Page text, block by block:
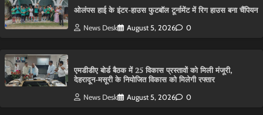
ओलंपस हाई के इंटर-हाउस फुटबॉल टूर्नामेंट में रिग हाउस बना चैंपियन
News Desk August 5, 2026 0
एमडीडीए बोर्ड बैठक में 25 विकास प्रस्तावों को मिली मंजूरी,
देहरादून-मसूरी के नियोजित विकास को मिलेगी रफ्तार
News Desk August 5, 2026 0